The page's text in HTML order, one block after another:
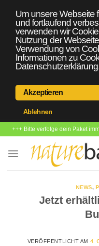
Um unsere Webseite
und fortlaufend
verwenden wir
Nutzung der
Verwendung von
Informationen zu
Akzeptieren
Ablehnen
Zum
springen
+++ Bitte verfolge dein Paket
NEWS,
Jetzt
VERÖFFENTLICHT AM 4.